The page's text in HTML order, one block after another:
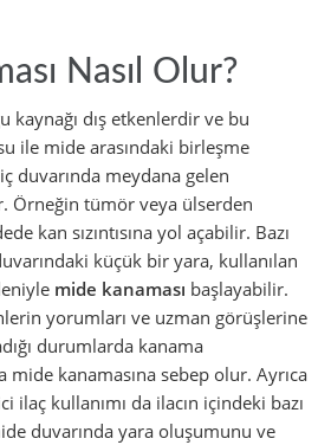
Nasıl Olur?
kaynağı dış etkenlerdir ve bu
ile mide arasındaki birleşme
duvarında meydana gelen
Örneğin tümör veya ülserden
kan sızıntısına yol açabilir. Bazı
küçük bir yara, kullanılan
mide kanaması başlayabilir.
yorumları ve uzman görüşlerine
durumlarda kanama
kanamasına sebep olur. Ayrıca
ilaç kullanımı da ilacın içindeki bazı
duvarında yara oluşumunu ve